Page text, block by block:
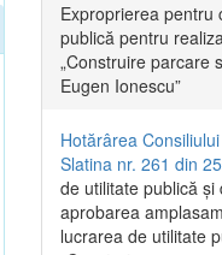
Exproprierea pentru
publică pentru
„Construire parcare
Eugen Ionescu”
Hotărârea
Slatina nr. 261 din
de utilitate publică și
aprobarea
lucrarea de utilitate